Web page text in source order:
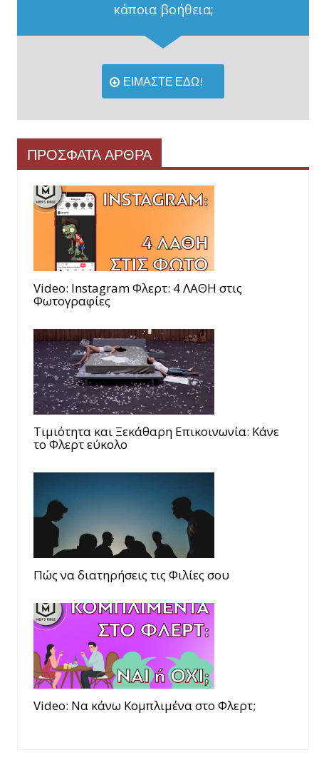
κάποια βοήθεια;
ΕΙΜΑΣΤΕ ΕΔΩ!
ΠΡΟΣΦΑΤΑ ΑΡΘΡΑ
Video: Instagram Φλερτ: 4 ΛΑΘΗ στις
Φωτογραφίες
Τιμιότητα και Ξεκάθαρη Επικοινωνία: Κάνε
το Φλερτ εύκολο
Πώς να διατηρήσεις τις Φιλίες σου
Video: Να κάνω Κομπλιμένα στο Φλερτ;